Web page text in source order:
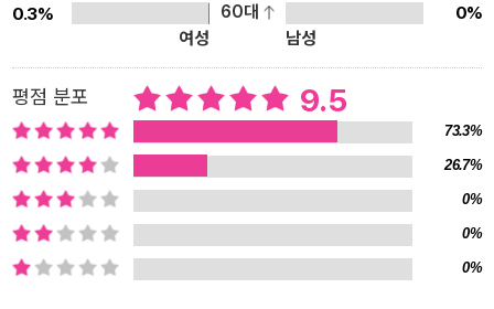
생활에서 스스로 할 수 있는 일이 적어집니다. 그리고 학교생활, 직장
생활, 사회활동 등 모든 일에서 아주 심한 제약을 받게 됩니다. 그러니
앞이 보이지 않을 경우에 가장 중요한 것은 단독보행 능력을 키우는
것입니다. 도로의 점자보도블록이나 음향교통신호기와 같은 시각장
애인을 위한 편의시설 역시 단독보행을 하는 이에게만 의미가 있는
시설입니다. 발레리는 소사 선생님의 보행지도로 지팡이 사용법을 몸
에 체득하고 보이지 않는 세상을 살아나갈 힘을 얻습니다. 우리나라
에서는 현재 시각 장애인 개개인의 형편에 맞춘 개별 보행지도가 이
뤄지지 않고 있습니다. 지난 2007년 1월에는 국가인권위원회가 보
0.3%
60대
0%
여성
남성
평점 분포 9.5
73.3%
26.7%
0%
0%
0%